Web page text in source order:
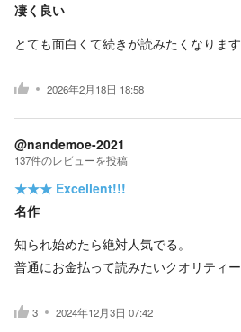
凄く良い
とても面白くて続きが読みたくなります
2026年2月18日 18:58
@nandemoe-2021
137件のレビューを投稿
★★★ Excellent!!!
名作
知られ始めたら絶対人気でる。
普通にお金払って読みたいクオリティー
3 2024年12月3日 07:42